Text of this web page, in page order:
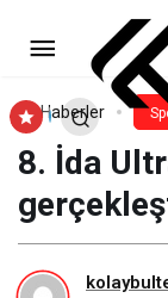
Haberler
8. İda
ediyorYorum